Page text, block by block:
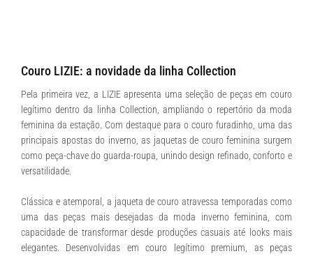
Couro LIZIE: a novidade da linha Collection
Pela primeira vez, a LIZIE apresenta uma seleção de peças em couro
legítimo dentro da linha Collection, ampliando o repertório da moda
feminina da estação. Com destaque para o couro furadinho, uma das
principais apostas do inverno, as jaquetas de couro feminina surgem
como peça-chave do guarda-roupa, unindo design refinado, conforto e
versatilidade.
Clássica e atemporal, a jaqueta de couro atravessa temporadas como
uma das peças mais desejadas da moda inverno feminina, com
capacidade de transformar desde produções casuais até looks mais
elegantes. Desenvolvidas em couro legítimo premium, as peças